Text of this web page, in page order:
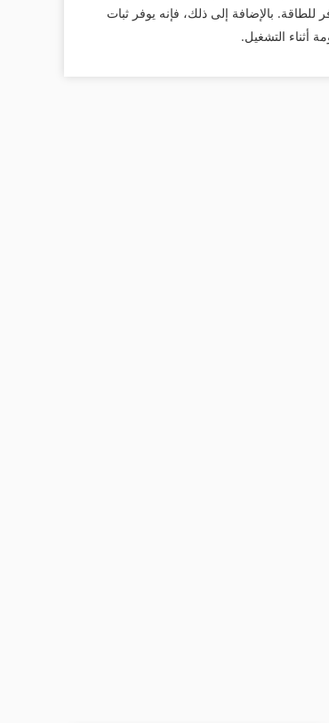
للطاقة. بالإضافة إلى ذلك، فإنه يوفر ثبات
أثناء التشغيل.